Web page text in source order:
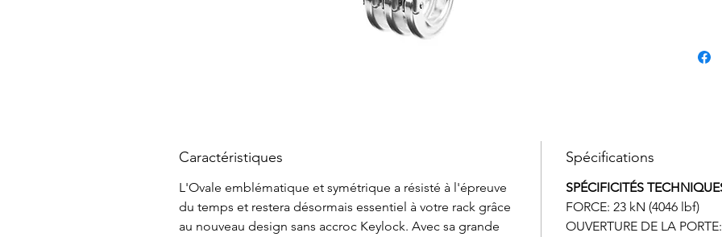
Caractéristiques
L'Ovale emblématique et symétrique a résisté à l'épreuve
du temps et restera désormais essentiel à votre rack grâce
au nouveau design sans accroc Keylock. Avec sa grande
Spécifications
SPÉCIFICITÉS
FORCE: 23 kN (4046 lbf)
OUVERTURE DE LA